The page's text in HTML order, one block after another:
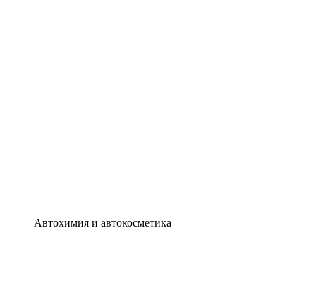
Автохимия и автокосметика